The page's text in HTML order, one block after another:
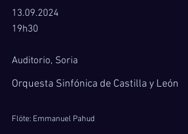
13.09.2024
19h30
Auditorio, Soria
Flöte: Emmanuel Pahud
Orquesta Sinfónica de Castilla y León